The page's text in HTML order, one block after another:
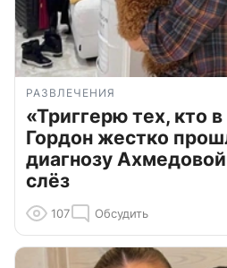
РАЗВЛЕЧЕНИЯ
«Триггерю тех, кто
Гордон жестко
диагнозу
слёз
107 Обсудить